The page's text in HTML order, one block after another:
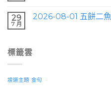
29
7 月
2026-08-01 五餅二魚
標籤雲
證道主題 金句